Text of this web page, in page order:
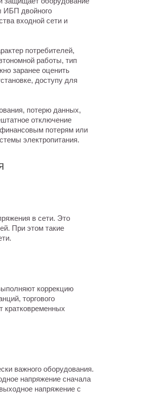
ИБП двойного
входной сети и
потребителей,
работы, тип
заранее оценить
доступу для
потерю данных,
отключение
финансовым потерям или
электропитания.
в сети. Это
При этом такие
коррекцию
торгового
кратковременных
важного оборудования.
напряжение сначала
напряжение с